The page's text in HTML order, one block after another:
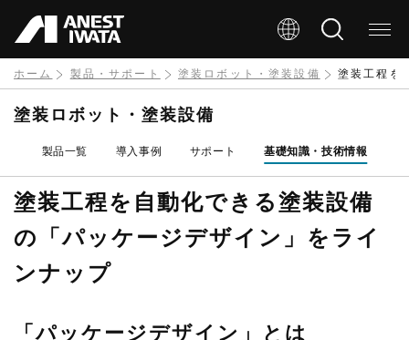
イ
ン
に
ホーム 製品・サポート 塗装ロボット・塗装設備 塗装工程を
塗装工程を自動化できる塗装設備
の「パッケージデザイン」をライ
ンナップ
「パッケージデザイン」とは
塗装ロボット・塗装設備
製品一覧 導入事例 サポート 基礎知識・技術情報